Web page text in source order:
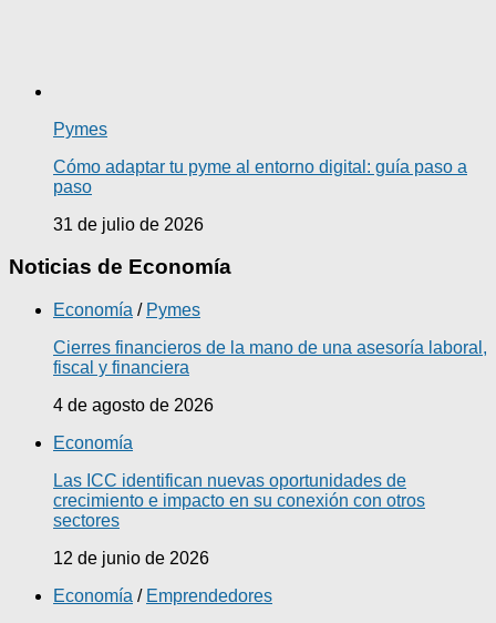
Pymes
Cómo adaptar tu pyme al entorno digital: guía paso a
paso
31 de julio de 2026
Noticias de Economía
Economía / Pymes
Cierres financieros de la mano de una asesoría laboral,
fiscal y financiera
4 de agosto de 2026
Economía
Las ICC identifican nuevas oportunidades de
crecimiento e impacto en su conexión con otros
sectores
12 de junio de 2026
Economía / Emprendedores